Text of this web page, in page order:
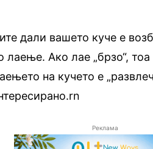
дали вашето куче е
лаење. Ако лае „брзо“,
на кучето е
Реклама